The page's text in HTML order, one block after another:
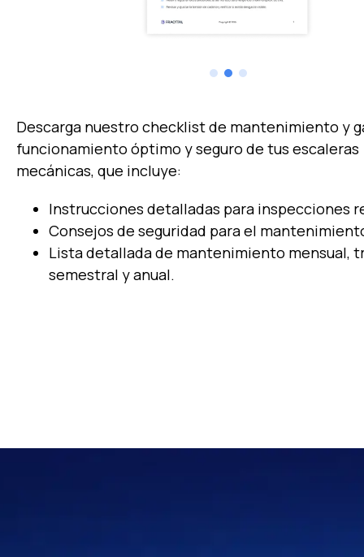
Descarga nuestro checklist de mantenimiento y
funcionamiento óptimo y seguro de tus escaleras
mecánicas, que incluye:
Instrucciones detalladas para inspecciones
Consejos de seguridad para el
Lista detallada de mantenimiento mensual,
semestral y anual.